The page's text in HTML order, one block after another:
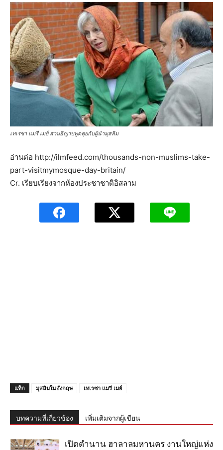
เทเรซา แมรี เมย์ สวมฮิญาบพูดคุยกับผู้นำมุสลิม
อ่านต่อ http://ilmfeed.com/thousands-non-muslims-take-
part-visitmymosque-day-britain/
Cr. เรียบเรียงจากห้องประชาชาติอิสลาม
แท็ก มุสลิมในอังกฤษ เทเรซา แมรี เมย์
บทความที่เกี่ยวข้อง เพิ่มเติมจากผู้เขียน
เปิดตำนาน ฮาลาลมหานคร งานใหญ่แห่ง